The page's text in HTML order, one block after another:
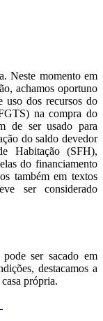
Neste momento em
achamos oportuno
uso dos recursos do
na compra do
de ser usado para
do saldo devedor
Habitação (SFH),
do financiamento
também em textos
ser considerado
ser sacado em
destacamos a
própria.